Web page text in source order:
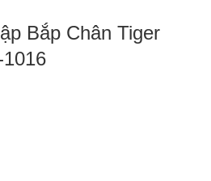
Bắp Chân Tiger